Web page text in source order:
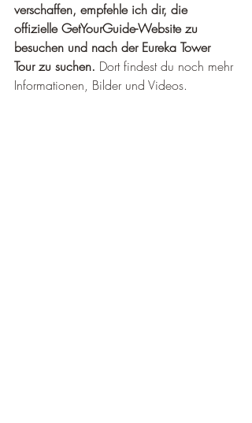
verschaffen, empfehle ich dir, die
offizielle GetYourGuide-Website zu
besuchen und nach der Eureka Tower
Tour zu suchen. Dort findest du noch mehr
Informationen, Bilder und Videos.